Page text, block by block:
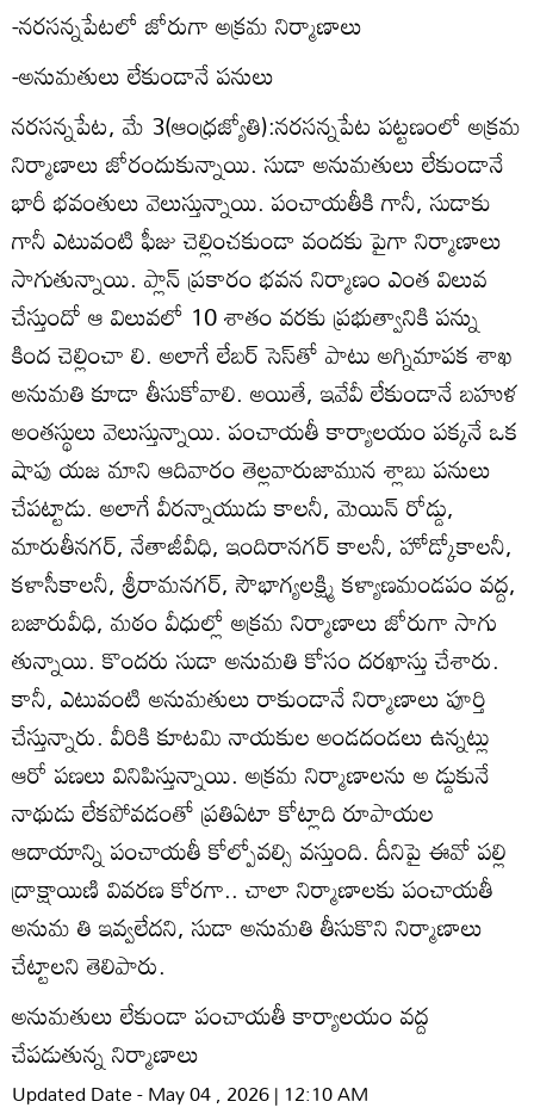
-నరసన్నపేటలో జోరుగా అక్రమ నిర్మాణాలు
-అనుమతులు లేకుండానే పనులు
నరసన్నపేట, మే 3(ఆంధ్రజ్యోతి):నరసన్నపేట పట్టణంలో అక్రమ
నిర్మాణాలు జోరందుకున్నాయి. సుడా అనుమతులు లేకుండానే
భారీ భవంతులు వెలుస్తున్నాయి. పంచాయతీకి గానీ, సుడాకు
గానీ ఎటువంటి ఫీజు చెల్లించకుండా వందకు పైగా నిర్మాణాలు
సాగుతున్నాయి. ప్లాన్‌ ప్రకారం భవన నిర్మాణం ఎంత విలువ
చేస్తుందో ఆ విలువలో 10 శాతం వరకు ప్రభుత్వానికి పన్ను
కింద చెల్లించా లి. అలాగే లేబర్‌ సెస్‌తో పాటు అగ్నిమాపక శాఖ
అనుమతి కూడా తీసుకోవాలి. అయితే, ఇవేవీ లేకుండానే బహుళ
అంతస్థులు వెలుస్తున్నాయి. పంచాయతీ కార్యాలయం పక్కనే ఒక
షాపు యజ మాని ఆదివారం తెల్లవారుజామున శ్లాబు పనులు
చేపట్టాడు. అలాగే వీరన్నాయుడు కాలనీ, మెయిన్‌ రోడ్డు,
మారుతీనగర్‌, నేతాజీవీధి, ఇందిరానగర్‌ కాలనీ, హోడ్కోకాలనీ,
కళాసీకాలనీ, శ్రీరామనగర్‌, సౌభాగ్యలక్ష్మి కళ్యాణమండపం వద్ద,
బజారువీధి, మఠం వీధుల్లో అక్రమ నిర్మాణాలు జోరుగా సాగు
తున్నాయి. కొందరు సుడా అనుమతి కోసం దరఖాస్తు చేశారు.
కానీ, ఎటువంటి అనుమతులు రాకుండానే నిర్మాణాలు పూర్తి
చేస్తున్నారు. వీరికి కూటమి నాయకుల అండదండలు ఉన్నట్లు
ఆరో పణలు వినిపిస్తున్నాయి. అక్రమ నిర్మాణాలను అ డ్డుకునే
నాథుడు లేకపోవడంతో ప్రతిఏటా కోట్లాది రూపాయల
ఆదాయాన్ని పంచాయతీ కోల్పోవల్సి వస్తుంది. దీనిపై ఈవో పల్లి
ద్రాక్షాయిణి వివరణ కోరగా.. చాలా నిర్మాణాలకు పంచాయతీ
అనుమ తి ఇవ్వలేదని, సుడా అనుమతి తీసుకొని నిర్మాణాలు
చేట్టాలని తెలిపారు.
అనుమతులు లేకుండా పంచాయతీ కార్యాలయం వద్ద
చేపడుతున్న నిర్మాణాలు
Updated Date - May 04 , 2026 | 12:10 AM